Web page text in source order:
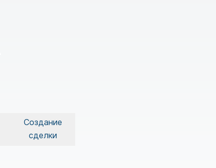
Создание
сделки